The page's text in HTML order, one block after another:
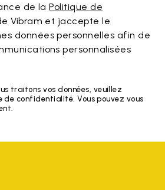
de laPolitique de
Vibram et jaccepte le
données personnelles afin de
personnalisées
traitons vos données, veuillez
de confidentialité. Vous pouvez vous